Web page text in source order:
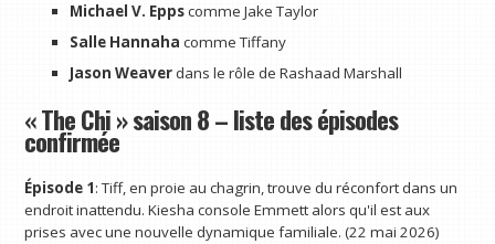
Michael V. Eppscomme Jake Taylor
Salle Hannaha comme Tiffany
Jason Weaverdans le rôle de Rashaad Marshall
« The Chi » saison 8 – liste des épisodes
confirmée
Épisode 1: Tiff, en proie au chagrin, trouve du réconfort dans un
endroit inattendu. Kiesha console Emmett alors qu'il est aux
prises avec une nouvelle dynamique familiale. (22 mai 2026)